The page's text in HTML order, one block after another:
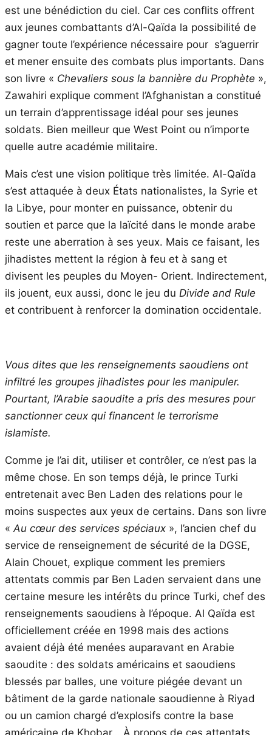
est une bénédiction du ciel. Car ces conflits offrent
aux jeunes combattants d’Al-Qaïda la possibilité de
gagner toute l’expérience nécessaire pour s’aguerrir
et mener ensuite des combats plus importants. Dans
son livre « Chevaliers sous la bannière du Prophète »,
Zawahiri explique comment l’Afghanistan a constitué
un terrain d’apprentissage idéal pour ses jeunes
soldats. Bien meilleur que West Point ou n’importe
quelle autre académie militaire.
Mais c’est une vision politique très limitée. Al-Qaïda
s’est attaquée à deux États nationalistes, la Syrie et
la Libye, pour monter en puissance, obtenir du
soutien et parce que la laïcité dans le monde arabe
reste une aberration à ses yeux. Mais ce faisant, les
jihadistes mettent la région à feu et à sang et
divisent les peuples du Moyen- Orient. Indirectement,
ils jouent, eux aussi, donc le jeu du Divide and Rule
et contribuent à renforcer la domination occidentale.
Vous dites que les renseignements saoudiens ont
infiltré les groupes jihadistes pour les manipuler.
Pourtant, l’Arabie saoudite a pris des mesures pour
sanctionner ceux qui financent le terrorisme
islamiste.
Comme je l’ai dit, utiliser et contrôler, ce n’est pas la
même chose. En son temps déjà, le prince Turki
entretenait avec Ben Laden des relations pour le
moins suspectes aux yeux de certains. Dans son livre
« Au cœur des services spéciaux », l’ancien chef du
service de renseignement de sécurité de la DGSE,
Alain Chouet, explique comment les premiers
attentats commis par Ben Laden servaient dans une
certaine mesure les intérêts du prince Turki, chef des
renseignements saoudiens à l’époque. Al Qaïda est
officiellement créée en 1998 mais des actions
avaient déjà été menées auparavant en Arabie
saoudite : des soldats américains et saoudiens
blessés par balles, une voiture piégée devant un
bâtiment de la garde nationale saoudienne à Riyad
ou un camion chargé d’explosifs contre la base
américaine de Khobar… À propos de ces attentats,